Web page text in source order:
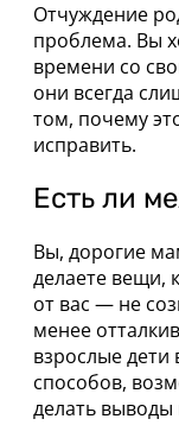
Отчуждение
проблема. Вы
времени со
они всегда
том, почему
исправить.
Есть ли
Вы, дорогие
делаете вещи,
от вас — не
менее
взрослые дети
способов,
делать